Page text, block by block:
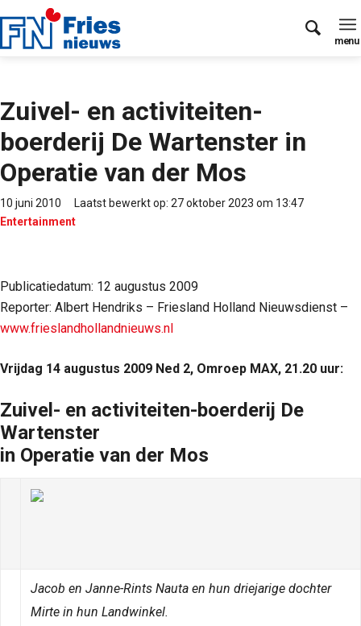
Zuivel- en activiteiten-
boerderij De Wartenster in
Operatie van der Mos
10 juni 2010
Laatst bewerkt op: 27 oktober 2023 om 13:47
Entertainment
Publicatiedatum: 12 augustus 2009
Reporter: Albert Hendriks – Friesland Holland Nieuwsdienst –
www.frieslandhollandnieuws.nl
Vrijdag 14 augustus 2009 Ned 2, Omroep MAX, 21.20 uur:
Zuivel- en activiteiten-boerderij De
Wartenster
in Operatie van der Mos
Jacob en Janne-Rints Nauta en hun driejarige dochter
Mirte in hun Landwinkel.